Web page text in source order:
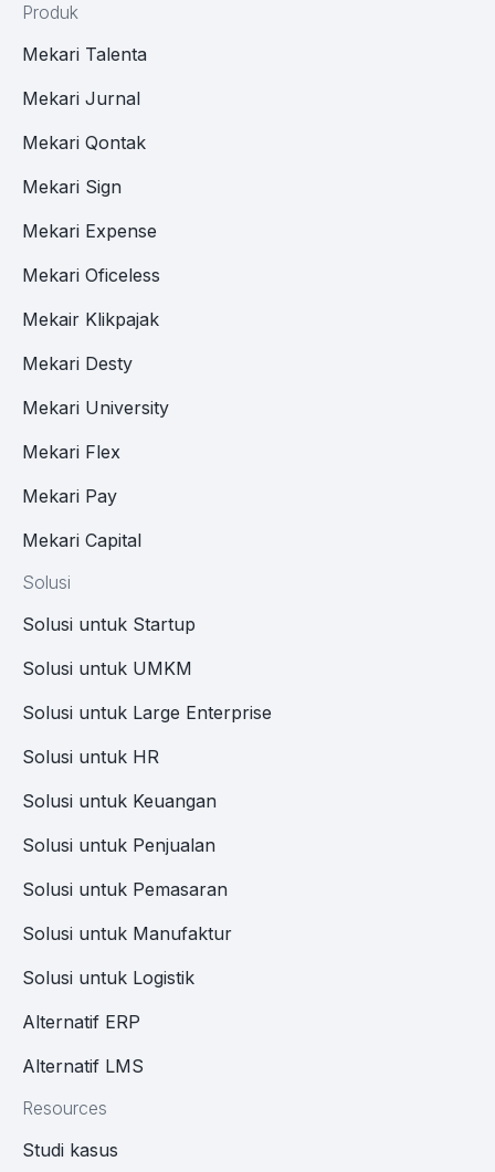
Produk
Mekari Talenta
Mekari Jurnal
Mekari Qontak
Mekari Sign
Mekari Expense
Mekari Oficeless
Mekair Klikpajak
Mekari Desty
Mekari University
Mekari Flex
Mekari Pay
Mekari Capital
Solusi
Solusi untuk Startup
Solusi untuk UMKM
Solusi untuk Large Enterprise
Solusi untuk HR
Solusi untuk Keuangan
Solusi untuk Penjualan
Solusi untuk Pemasaran
Solusi untuk Manufaktur
Solusi untuk Logistik
Alternatif ERP
Alternatif LMS
Resources
Studi kasus